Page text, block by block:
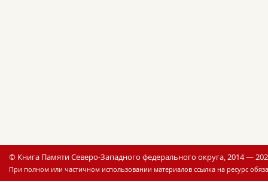
© Книга Памяти Северо-Западного федерального округа, 2014 —
При полном или частичном использовании материалов ссылка на ресурс